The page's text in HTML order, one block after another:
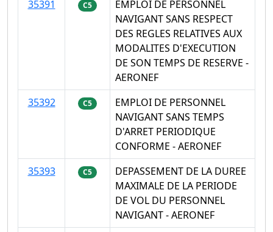
35391
C5
EMPLOI DE PERSONNEL
NAVIGANT SANS RESPECT
DES REGLES RELATIVES AUX
MODALITES D'EXECUTION
DE SON TEMPS DE RESERVE -
AERONEF
35392
C5
EMPLOI DE PERSONNEL
NAVIGANT SANS TEMPS
D'ARRET PERIODIQUE
CONFORME - AERONEF
35393
C5
DEPASSEMENT DE LA DUREE
MAXIMALE DE LA PERIODE
DE VOL DU PERSONNEL
NAVIGANT - AERONEF